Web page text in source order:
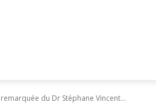
du Dr Stéphane Vincent...